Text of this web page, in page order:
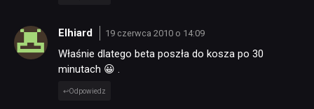
Elhiard 19 czerwca 2010 o 14:09
Właśnie dlatego beta poszła do kosza po 30
minutach 😀 .
Odpowiedz